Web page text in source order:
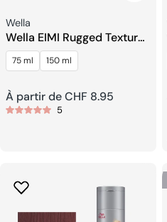
Fournisseur:
Wella
Wella EIMI Rugged Texture
Pâte Mate
75 ml 150 ml
Prix
À partir de CHF 8.95
5